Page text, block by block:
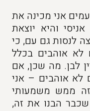
אני מכינה את
והיא יוצאת
לנסות גם עם, כי
לא אוהבים בכלל
לבן. מה שכן, אם
לא אוהבים – אני
ממש משמעותי
הבנו את זה,